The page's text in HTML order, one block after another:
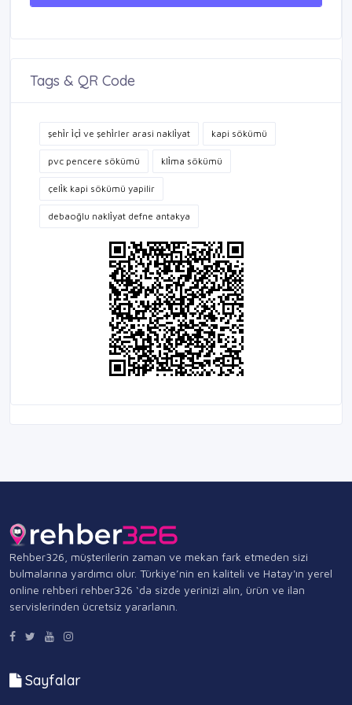
Tags & QR Code
şehi̇r i̇çi̇ ve şehi̇rler arasi nakli̇yat kapi sökümü
pvc pencere sökümü kli̇ma sökümü
çeli̇k kapi sökümü yapilir
debaoğlu nakli̇yat defne antakya
Rehber326, müşterilerin zaman ve mekan fark etmeden sizi
bulmalarına yardımcı olur. Türkiye’nin en kaliteli ve Hatay'ın yerel
online rehberi rehber326 ‘da sizde yerinizi alın, ürün ve ilan
servislerinden ücretsiz yararlanın.
Sayfalar